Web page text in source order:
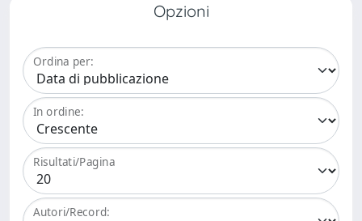
Opzioni
Ordina per:
In ordine:
Risultati/Pagina
Autori/Record: